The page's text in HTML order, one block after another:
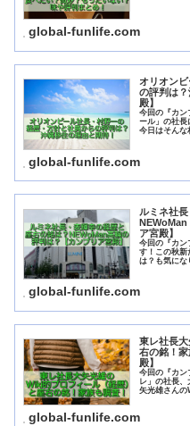
global-funlife.com
オリオン
の評判は
殿】
今回の『カン
ール」の社長
今日はそんな
global-funlife.com
ルミネ社
NEWoMan
ア宮殿】
今回の『カン
す！この秋新
は？も気にな
global-funlife.com
東レ社長
右の銘！
殿】
今回の『カ
レ」の社長
矢光雄さんの
global-funlife.com